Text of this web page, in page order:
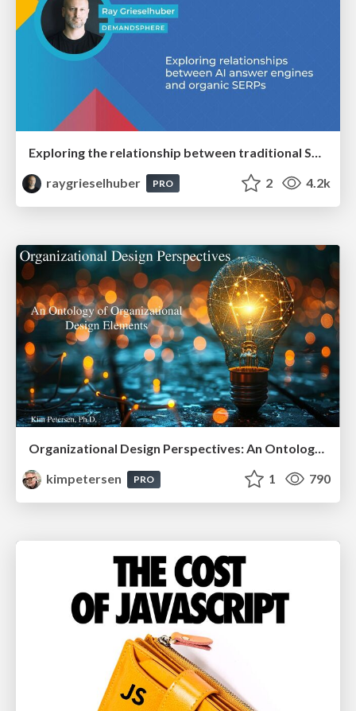
raygrieselhuber
PRO 2 4.2k
Organizational Design Perspectives: An Ontology of Organizational Design Elements
kimpetersen
PRO 1 790